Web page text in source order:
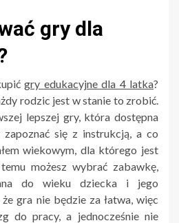
gry dla
gry edukacyjne dla 4 latka?
rodzic jest w stanie to zrobić.
lepszej gry, która dostępna
się z instrukcją, a co
wiekowym, dla którego jest
możesz wybrać zabawkę,
do wieku dziecka i jego
gra nie będzie za łatwa, więc
do pracy, a jednocześnie nie